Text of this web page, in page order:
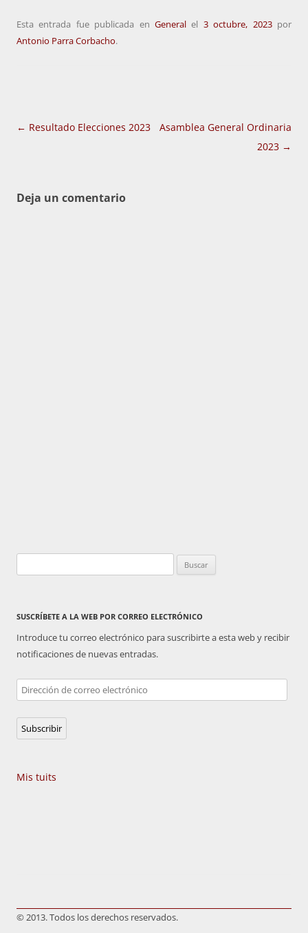
Esta entrada fue publicada en General el 3 octubre, 2023por
Antonio Parra Corbacho.
Navegación
← Resultado Elecciones 2023
Asamblea General Ordinaria
2023 →
Deja un comentario
SUSCRÍBETE A LA WEB POR CORREO ELECTRÓNICO
Introduce tu correo electrónico para suscribirte a esta web y recibir
notificaciones de nuevas entradas.
Dirección
de
correo
electrónico
Subscribir
Mis tuits
© 2013. Todos los derechos reservados.